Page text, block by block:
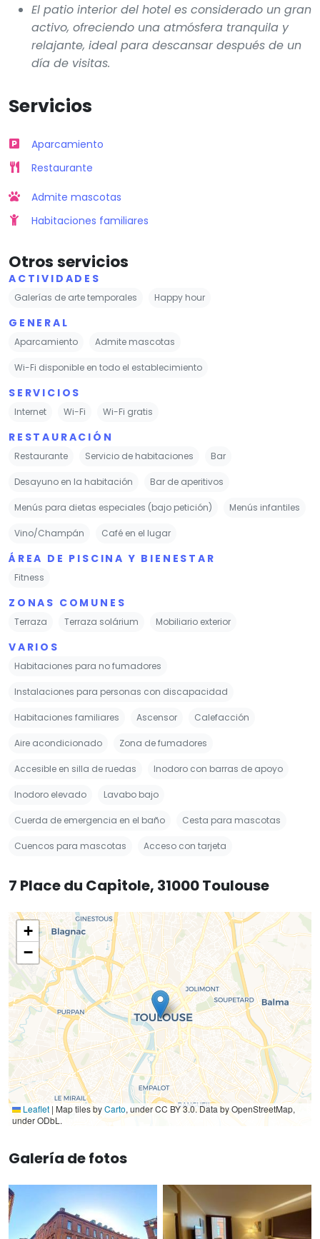
El patio interior del hotel es considerado un gran
activo, ofreciendo una atmósfera tranquila y
relajante, ideal para descansar después de un
día de visitas.
Servicios
Aparcamiento
Restaurante
Admite mascotas
Habitaciones familiares
Otros servicios
ACTIVIDADES
Galerías de arte temporales Happy hour
GENERAL
Aparcamiento Admite mascotas
Wi-Fi disponible en todo el establecimiento
SERVICIOS
Internet Wi-Fi Wi-Fi gratis
RESTAURACIÓN
Restaurante Servicio de habitaciones Bar
Desayuno en la habitación Bar de aperitivos
Menús para dietas especiales (bajo petición) Menús infantiles
Vino/Champán Café en el lugar
ÁREA DE PISCINA Y BIENESTAR
Fitness
ZONAS COMUNES
Terraza Terraza solárium Mobiliario exterior
VARIOS
Habitaciones para no fumadores
Instalaciones para personas con discapacidad
Habitaciones familiares Ascensor Calefacción
Aire acondicionado Zona de fumadores
Accesible en silla de ruedas Inodoro con barras de apoyo
Inodoro elevado Lavabo bajo
Cuerda de emergencia en el baño Cesta para mascotas
Cuencos para mascotas Acceso con tarjeta
7 Place du Capitole, 31000 Toulouse
+
−
Leaflet | Map tiles byCarto, under CC BY 3.0. Data by OpenStreetMap,
under ODbL.
Galería de fotos